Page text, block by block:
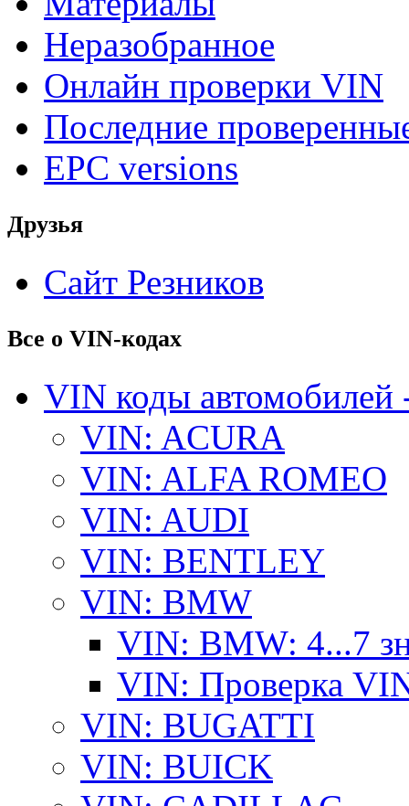
Неразобранное
Онлайн проверки VIN
Последние
EPC versions
Друзья
Сайт Резников
Все о VIN-кодах
VIN коды автомобилей
VIN: ACURA
VIN: ALFA ROMEO
VIN: AUDI
VIN: BENTLEY
VIN: BMW
VIN: BMW: 4...7
VIN: Проверка
VIN: BUGATTI
VIN: BUICK